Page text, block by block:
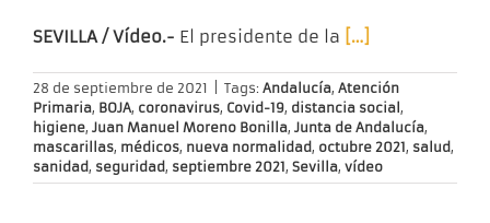
SEVILLA / Vídeo.- El presidente de la […]
28 de septiembre de 2021 Tags: Andalucía, Atención
Primaria, BOJA, coronavirus, Covid-19, distancia social ,
higiene, Juan Manuel Moreno Bonilla, Junta de Andalucía,
mascarillas, médicos, nueva normalidad , octubre 2021, salud ,
sanidad , seguridad , septiembre 2021, Sevilla, vídeo